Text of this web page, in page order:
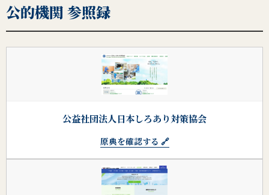
公的機関 参照録
公益社団法人日本しろあり対策協会
原典を確認する 🔗